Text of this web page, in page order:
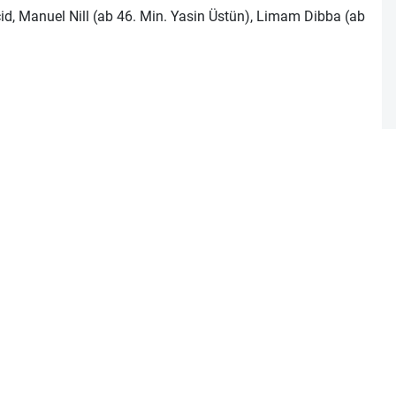
Manuel Nill (ab 46. Min. Yasin Üstün), Limam Dibba (ab